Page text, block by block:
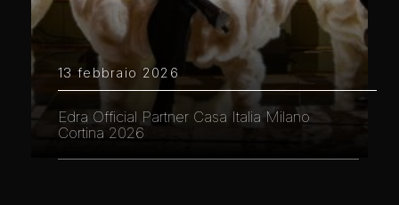
13 febbraio 2026
Edra Official Partner Casa Italia Milano
Cortina 2026